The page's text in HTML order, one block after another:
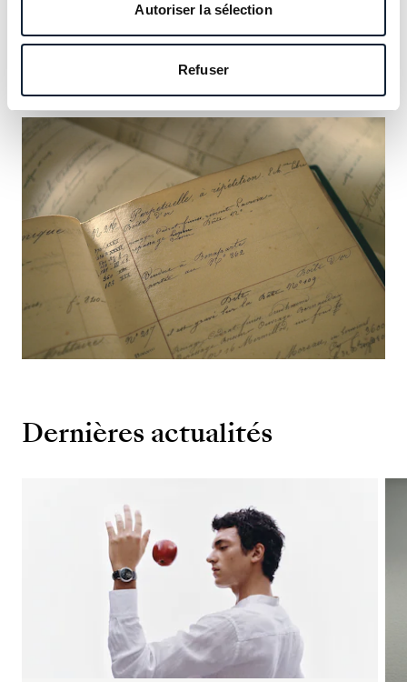
Autoriser la sélection
Refuser
notre héritage et saisissez l’occasion d’y inscrire le vôtre.
Dernières actualités